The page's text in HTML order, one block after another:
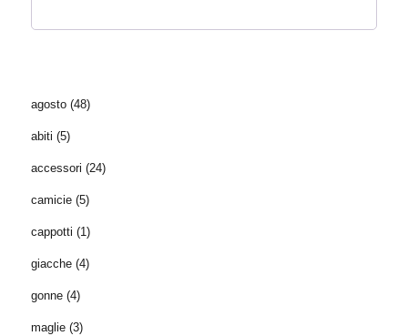
agosto (48)
abiti (5)
accessori (24)
camicie (5)
cappotti (1)
giacche (4)
gonne (4)
maglie (3)